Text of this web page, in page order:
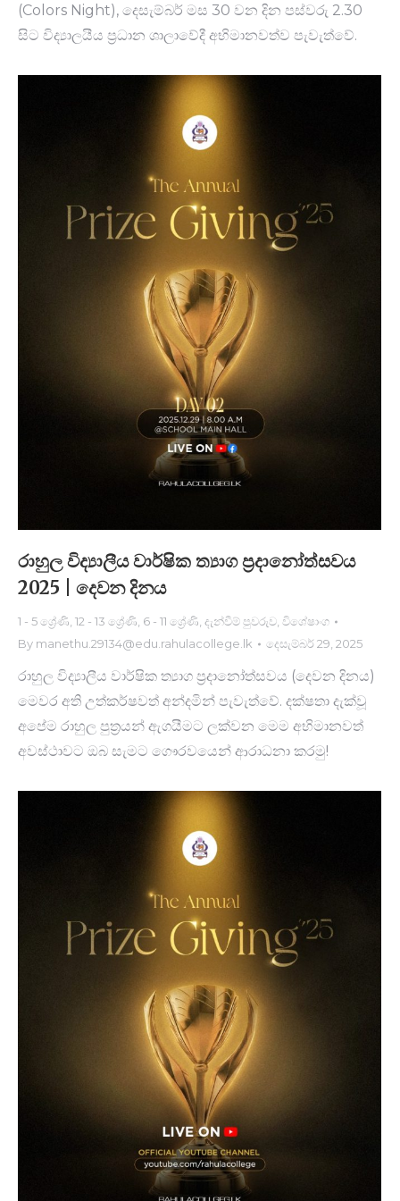
(Colors Night), දෙසැම්බර් මස 30 වන දින පස්වරු 2.30
සිට විද්‍යාලයීය ප්‍රධාන ශාලාවේදී අභිමානවත්ව පැවැත්වේ.
රාහුල විද්‍යාලීය වාර්ෂික ත්‍යාග ප්‍රදානෝත්සවය
2025 | දෙවන දිනය
1 - 5 ශ්‍රේණි 12 - 13 ශ්‍රේණි 6 - 11 ශ්‍රේණි දැන්වීම් පුවරුව විශේෂාංග
By manethu.29134@edu.rahulacollege.lk දෙසැම්බර් 29, 2025
රාහුල විද්‍යාලීය වාර්ෂික ත්‍යාග ප්‍රදානෝත්සවය (දෙවන දිනය)
මෙවර අති උත්කර්ෂවත් අන්දමින් පැවැත්වේ. දක්ෂතා දැක්වූ
අපේම රාහුල පුත්‍රයන් ඇගයීමට ලක්වන මෙම අභිමානවත්
අවස්ථාවට ඔබ සැමට ගෞරවයෙන් ආරාධනා කරමු!